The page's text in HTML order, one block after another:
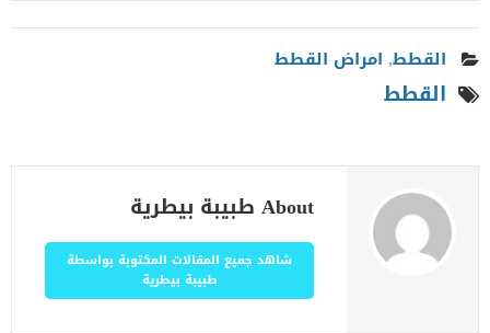
القطط, امراض القطط
القطط
About طبيبة بيطرية
شاهد جميع المقالات المكتوبة بواسطة
طبيبة بيطرية